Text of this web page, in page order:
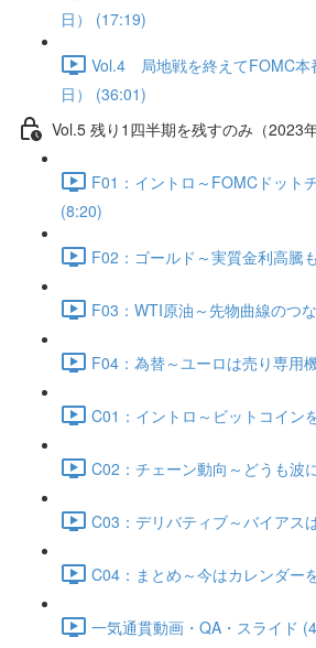
日） (17:19)
Vol.4 局地戦を終えてFOMC本
日） (36:01)
Vol.5 残り1四半期を残すのみ（2023
F01：イントロ～FOMCドット
(8:20)
F02：ゴールド～実質金利高騰
F03：WTI原油～先物曲線のつ
F04：為替～ユーロは売り専用
C01：イントロ～ビットコイン
C02：チェーン動向～どうも波
C03：デリバティブ～バイアス
C04：まとめ～今はカレンダー
一気通貫動画・QA・スライド